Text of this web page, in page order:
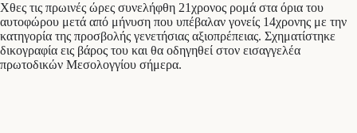
Χθες τις πρωινές ώρες συνελήφθη 21χρονος ρομά στα όρια του
αυτοφώρου μετά από μήνυση που υπέβαλαν γονείς 14χρονης με την
κατηγορία της προσβολής γενετήσιας αξιοπρέπειας. Σχηματίστηκε
δικογραφία εις βάρος του και θα οδηγηθεί στον εισαγγελέα
πρωτοδικών Μεσολογγίου σήμερα.